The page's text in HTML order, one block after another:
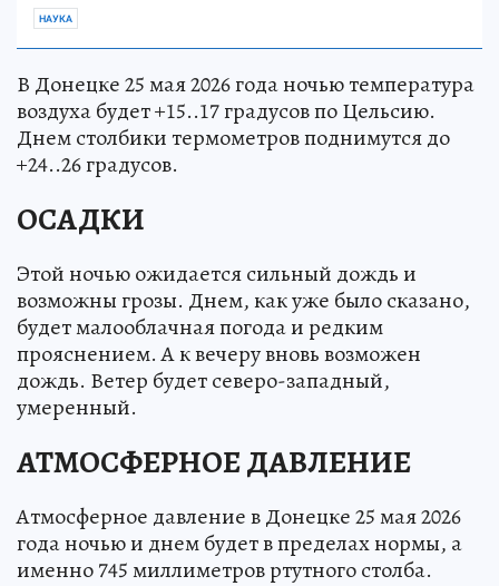
НАУКА
В Донецке 25 мая 2026 года ночью температура
воздуха будет +15..17 градусов по Цельсию.
Днем столбики термометров поднимутся до
+24..26 градусов.
ОСАДКИ
Этой ночью ожидается сильный дождь и
возможны грозы. Днем, как уже было сказано,
будет малооблачная погода и редким
прояснением. А к вечеру вновь возможен
дождь. Ветер будет северо-западный,
умеренный.
АТМОСФЕРНОЕ ДАВЛЕНИЕ
Атмосферное давление в Донецке 25 мая 2026
года ночью и днем будет в пределах нормы, а
именно 745 миллиметров ртутного столба.